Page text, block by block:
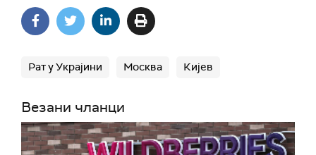
Рат у Украјини Москва Кијев
Везани чланци